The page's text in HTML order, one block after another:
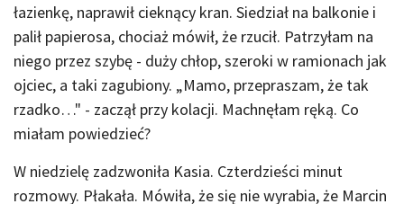
łazienkę, naprawił cieknący kran. Siedział na balkonie i
palił papierosa, chociaż mówił, że rzucił. Patrzyłam na
niego przez szybę - duży chłop, szeroki w ramionach jak
ojciec, a taki zagubiony. „Mamo, przepraszam, że tak
rzadko…" - zaczął przy kolacji. Machnęłam ręką. Co
miałam powiedzieć?
W niedzielę zadzwoniła Kasia. Czterdzieści minut
rozmowy. Płakała. Mówiła, że się nie wyrabia, że Marcin